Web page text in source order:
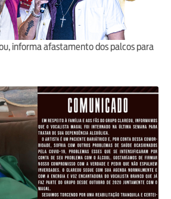
informa afastamento dos palcos para